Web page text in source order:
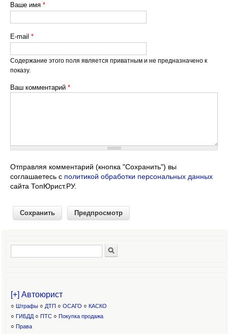
Ваше имя *
E-mail *
Содержание этого поля является приватным и не предназначено к
показу.
Ваш комментарий *
Отправляя комментарий (кнопка "Сохранить") вы
соглашаетесь с политикой обработки персональных данных
сайта ТопЮрист.РУ.
Форма поиска
[+] Автоюрист
○ Штрафы ○ ДТП ○ ОСАГО ○ КАСКО
○ ГИБДД ○ ПТС ○ Покупка продажа
○ Права